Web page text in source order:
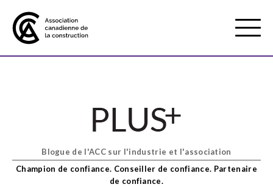
Mobile
Menu
À propos de nous
Adhésion
Show
sub
Blogue de l'ACC sur l'industrie et l'association
Champion de confiance. Conseiller de confiance. Partenaire
de confiance.